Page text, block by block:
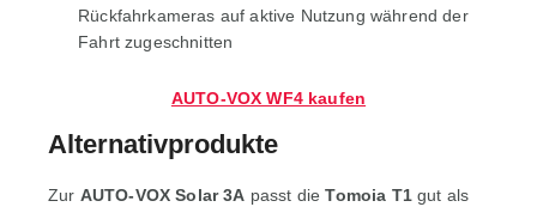
Rückfahrkameras auf aktive Nutzung während der
Fahrt zugeschnitten
AUTO-VOX WF4 kaufen
Alternativprodukte
Zur AUTO-VOX Solar 3A passt dieTomoia T1gut als